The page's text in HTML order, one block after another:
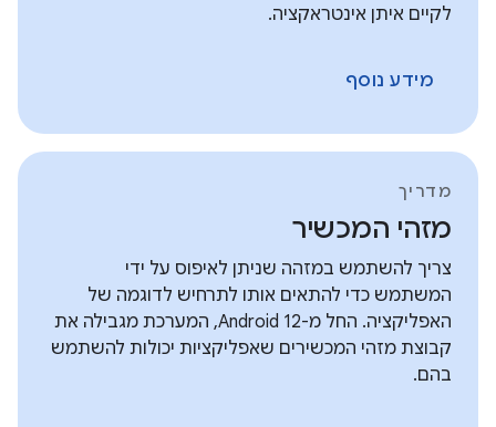
לקיים איתן אינטראקציה.
מידע נוסף
מדריך
מזהי המכשיר
צריך להשתמש במזהה שניתן לאיפוס על ידי
המשתמש כדי להתאים אותו לתרחיש לדוגמה של
האפליקציה. החל מ-Android 12, המערכת מגבילה את
קבוצת מזהי המכשירים שאפליקציות יכולות להשתמש
בהם.